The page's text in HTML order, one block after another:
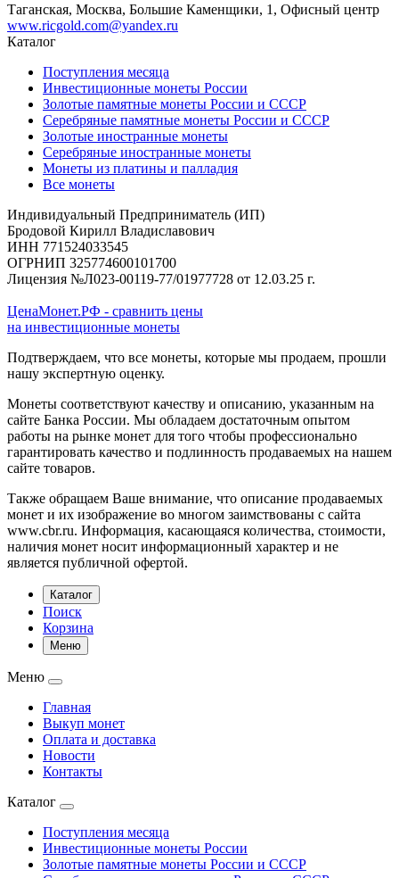
Таганская, Москва, Большие Каменщики, 1, Офисный центр
www.ricgold.com@yandex.ru
Каталог
Поступления месяца
Инвестиционные монеты России
Золотые памятные монеты России и СССР
Серебряные памятные монеты России и СССР
Золотые иностранные монеты
Серебряные иностранные монеты
Монеты из платины и палладия
Все монеты
Индивидуальный Предприниматель (ИП)
Бродовой Кирилл Владиславович
ИНН 771524033545
ОГРНИП 325774600101700
Лицензия №Л023-00119-77/01977728 от 12.03.25 г.
ЦенаМонет.РФ - сравнить цены
на инвестиционные монеты
Подтверждаем, что все монеты, которые мы продаем, прошли
нашу экспертную оценку.
Монеты соответствуют качеству и описанию, указанным на
сайте Банка России. Мы обладаем достаточным опытом
работы на рынке монет для того чтобы профессионально
гарантировать качество и подлинность продаваемых на нашем
сайте товаров.
Также обращаем Ваше внимание, что описание продаваемых
монет и их изображение во многом заимствованы с сайта
www.cbr.ru. Информация, касающаяся количества, стоимости,
наличия монет носит информационный характер и не
является публичной офертой.
Каталог
Поиск
Корзина
Меню
Меню
Главная
Выкуп монет
Оплата и доставка
Новости
Контакты
Каталог
Поступления месяца
Инвестиционные монеты России
Золотые памятные монеты России и СССР